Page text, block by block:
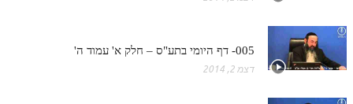
005- דף היומי בתע"ס – חלק א' עמוד ה'
דצמ 2, 2014